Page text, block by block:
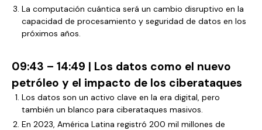
La computación cuántica será un cambio disruptivo en la
capacidad de procesamiento y seguridad de datos en los
próximos años.
09:43 – 14:49 | Los datos como el nuevo
petróleo y el impacto de los ciberataques
Los datos son un activo clave en la era digital, pero
también un blanco para ciberataques masivos.
En 2023, América Latina registró 200 mil millones de